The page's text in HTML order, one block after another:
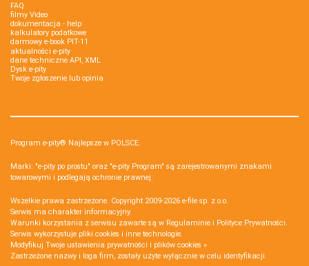
FAQ
filmy Video
dokumentacja - help
kalkulatory podatkowe
darmowy e-book PIT-11
aktualności e-pity
dane techniczne API, XML
Dysk e-pity
Twoje zgłoszenie lub opinia
Program e-pity® Najlepsze w POLSCE.
Marki: "e-pity po prostu" oraz "e-pity Program" są zarejestrowanymi znakami
towarowymi i podlegają ochronie prawnej.
Wszelkie prawa zastrzeżone. Copyright 2009-2026 e-file sp. z o.o.
Serwis ma charakter informacyjny.
Warunki korzystania z serwisu zawarte są w Regulaminie i Polityce Prywatności.
Serwis wykorzystuje pliki cookies i inne technologie.
Modyfikuj Twoje ustawienia prywatności i plików cookies »
Zastrzeżone nazwy i loga firm, zostały użyte wyłącznie w celu identyfikacji.